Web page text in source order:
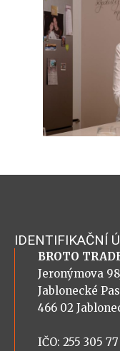
IDENTIFIKAČNÍ
BROTO
Jeronýmova
Jablonecké
466 02
IČO: 255 305 77